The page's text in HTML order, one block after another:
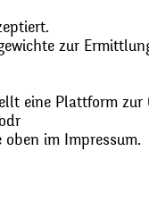
zur
eine Plattform
oben im Impressum.